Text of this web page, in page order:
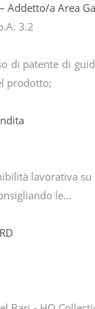
Addetto/a Area
3.2
di patente di
prodotto;
lavorativa
le…